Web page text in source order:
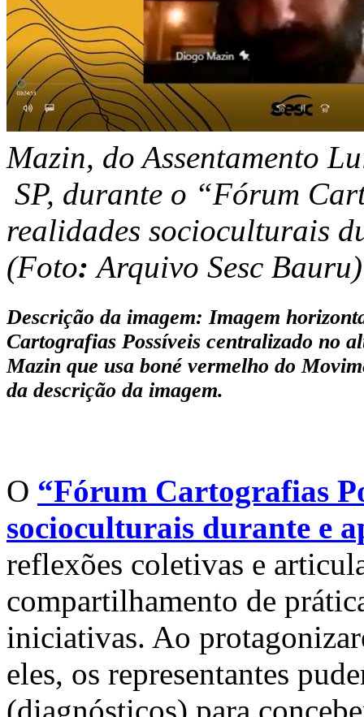
Mazin, do Assentamento
SP, durante o “Fórum
realidades socioculturais
(Foto:Arquivo Sesc Bauru)
Descrição da imagem: Imagem
Cartografias Possíveis centralizado no
Mazin que usa boné vermelho do
da descrição da imagem.
O “Fórum Cartografias
socioculturais durante e
reflexões coletivas e
compartilhamento de
iniciativas. Ao
eles, os representantes